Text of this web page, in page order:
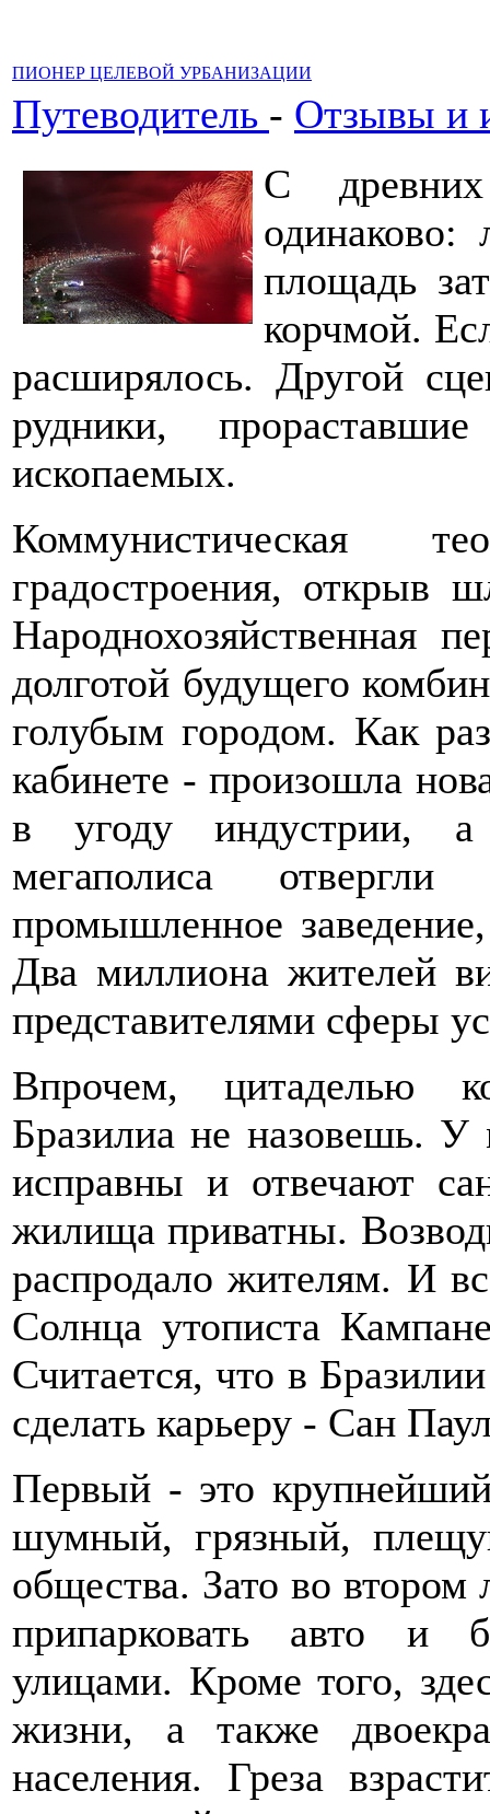
ПИОНЕР ЦЕЛЕВОЙ УРБАНИЗАЦИИ
Путеводитель - Отзывы и
С
одинаково:
площадь
корчмой.
расширялось. Другой
рудники,
ископаемых.
Коммунистическая
градостроения, открыв
Народнохозяйственная
долготой будущего
голубым городом. Как
кабинете - произошла
в угоду индустрии, а
мегаполиса
промышленное
Два миллиона жителей
представителями сферы
Впрочем, цитаделью
Бразилиа не назовешь. У
исправны и отвечают
жилища приватны.
распродало жителям. И
Солнца утописта
Считается, что в
сделать карьеру - Сан
Первый - это
шумный, грязный,
общества. Зато во
припарковать авто и
улицами. Кроме того,
жизни, а также
населения. Греза